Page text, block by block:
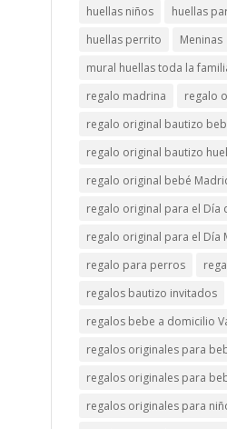
huellas niños
huellas
huellas perrito
Meninas
mural huellas toda la
regalo madrina
regalo
regalo original bautizo
regalo original bautizo
regalo original bebé
regalo original para el Día
regalo original para el Día
regalo para perros
regalos bautizo invitados
regalos bebe a domicilio
regalos originales para
regalos originales para
regalos originales para